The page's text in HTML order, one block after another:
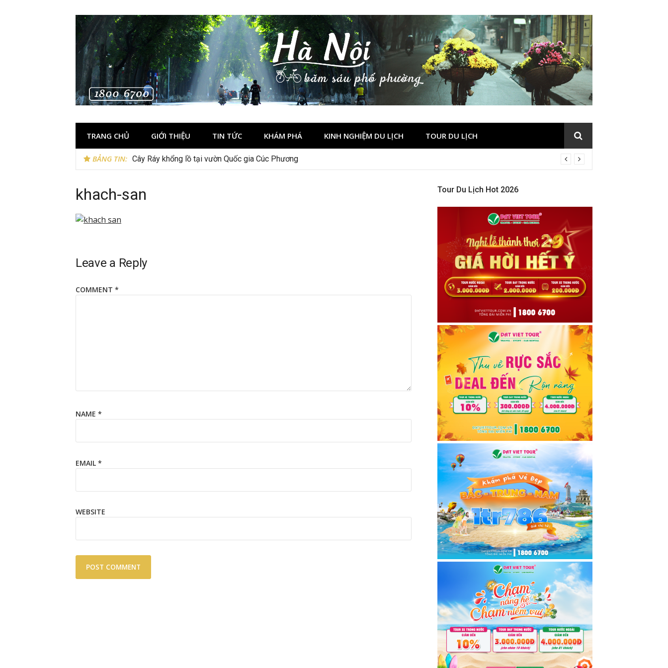
TRANG CHỦ GIỚI THIỆU TIN TỨC KHÁM PHÁ KINH NGHIỆM DU LỊCH TOUR DU LỊCH
BẢNG TIN: Cây Ráy khổng lồ tại vườn Quốc gia Cúc Phương
khach-san
Leave a Reply
COMMENT *
NAME *
EMAIL *
WEBSITE
Tour Du Lịch Hot 2026